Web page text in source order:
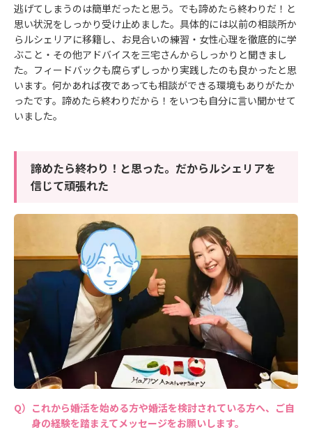
逃げてしまうのは簡単だったと思う。でも諦めたら終わりだ！と
思い状況をしっかり受け止めました。具体的には以前の相談所か
らルシェリアに移籍し、お見合いの練習・女性心理を徹底的に学
ぶこと・その他アドバイスを三宅さんからしっかりと聞きまし
た。フィードバックも腐らずしっかり実践したのも良かったと思
います。何かあれば夜であっても相談ができる環境もありがたか
ったです。諦めたら終わりだから！をいつも自分に言い聞かせて
いました。
諦めたら終わり！と思った。だからルシェリアを
信じて頑張れた
これから婚活を始める方や婚活を検討されている方へ、ご自
身の経験を踏まえてメッセージをお願いします。